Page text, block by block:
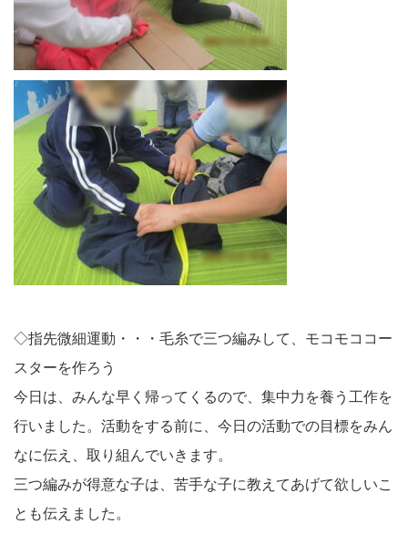
◇指先微細運動・・・毛糸で三つ編みして、モコモココー
スターを作ろう
今日は、みんな早く帰ってくるので、集中力を養う工作を
行いました。活動をする前に、今日の活動での目標をみん
なに伝え、取り組んでいきます。
三つ編みが得意な子は、苦手な子に教えてあげて欲しいこ
とも伝えました。